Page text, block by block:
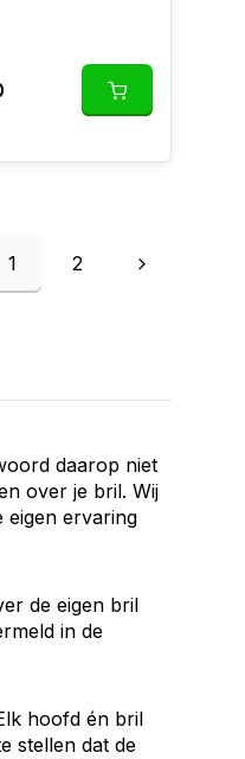
1 2
daarop niet
over je bril. Wij
eigen ervaring
de eigen bril
in de
hoofd én bril
stellen dat de